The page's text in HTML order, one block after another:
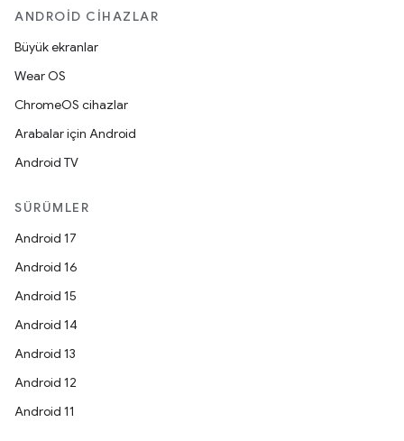
ANDROID CIHAZLAR
Büyük ekranlar
Wear OS
ChromeOS cihazlar
Arabalar için Android
Android TV
SÜRÜMLER
Android 17
Android 16
Android 15
Android 14
Android 13
Android 12
Android 11